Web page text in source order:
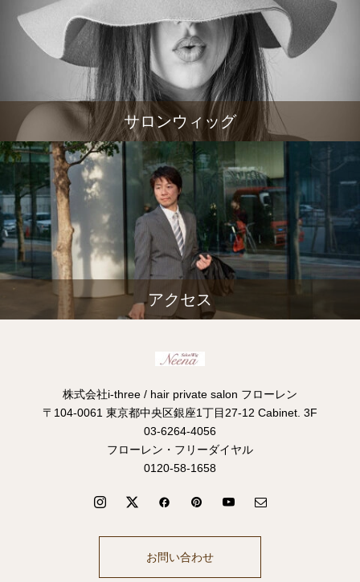
サロンウィッグ
アクセス
株式会社i-three / hair private salon フローレン
〒104-0061 東京都中央区銀座1丁目27-12 Cabinet. 3F
03-6264-4056
フローレン・フリーダイヤル
0120-58-1658
お問い合わせ